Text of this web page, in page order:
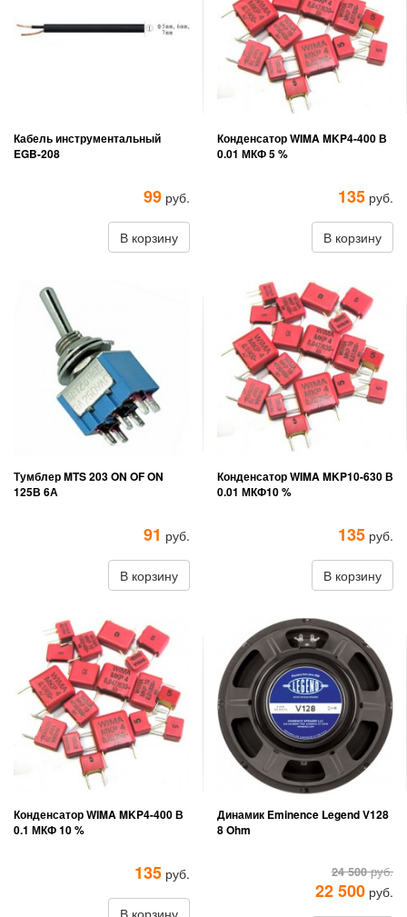
Кабель инструментальный
EGB-208
99 руб.
В корзину
Конденсатор WIMA MKP4-400 В
0.01 МКФ 5 %
135 руб.
В корзину
Тумблер MTS 203 ON OF ON
125В 6А
91 руб.
В корзину
Конденсатор WIMA MKP10-630 В
0.01 МКФ10 %
135 руб.
В корзину
Конденсатор WIMA MKP4-400 В
0.1 МКФ 10 %
135 руб.
В корзину
Динамик Eminence Legend V128
8 Ohm
24 500руб.
22 500 руб.